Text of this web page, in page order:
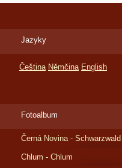
Jazyky
Čeština Němčina English
Fotoalbum
Černá Novina - Schwarzwald
Chlum - Chlum